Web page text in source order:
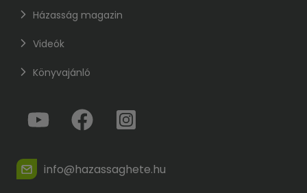
Házasság magazin
Videók
Könyvajánló
info@hazassaghete.hu